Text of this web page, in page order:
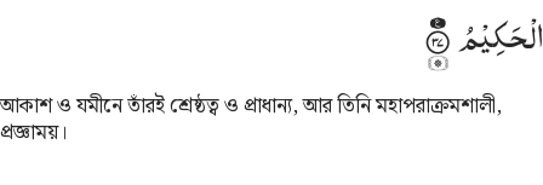
الْحَكِیْمُ
আকাশ ও যমীনে তাঁরই শ্রেষ্ঠত্ব ও প্রাধান্য, আর তিনি মহাপরাক্রমশালী,
প্রজ্ঞাময়।